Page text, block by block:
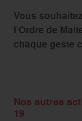
Vous
l’Ordre de
chaque geste
Nos autres
19